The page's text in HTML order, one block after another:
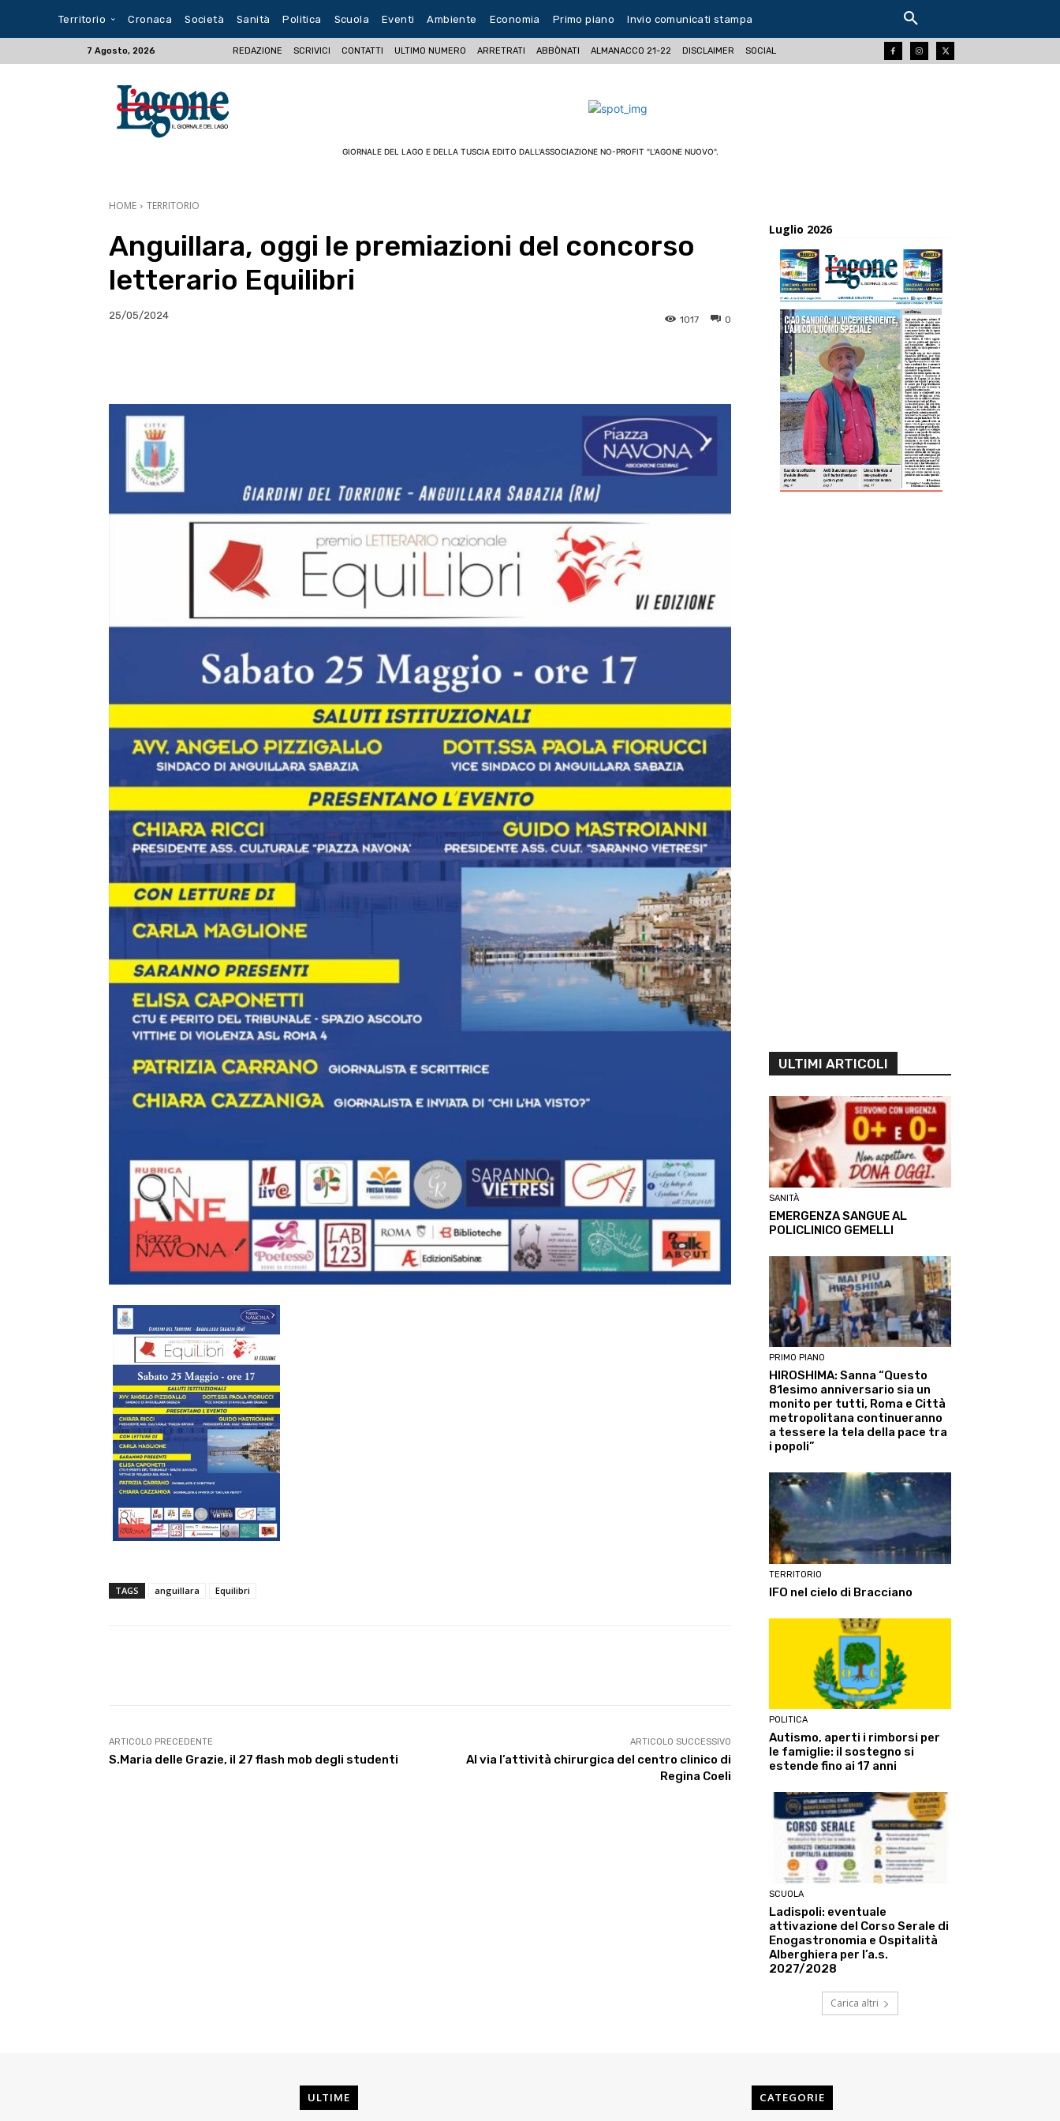
Territorio Cronaca Società Sanità Politica Scuola Eventi Ambiente Economia Primo piano Invio comunicati stampa
7 Agosto, 2026 REDAZIONE SCRIVICI CONTATTI ULTIMO NUMERO ARRETRATI ABBÒNATI ALMANACCO 21-22 DISCLAIMER SOCIAL
GIORNALE DEL LAGO E DELLA TUSCIA EDITO DALL'ASSOCIAZIONE NO-PROFIT "L'AGONE NUOVO".
HOME TERRITORIO
Anguillara, oggi le premiazioni del concorso
letterario Equilibri
25/05/2024 0
1017
Tumblr Telegram
TAGS anguillara Equilibri
ReddIt
ARTICOLO PRECEDENTE
S.Maria delle Grazie, il 27 flash mob degli studenti
ARTICOLO SUCCESSIVO
Al via l’attività chirurgica del centro clinico di
Regina Coeli
Luglio 2026
ULTIMI ARTICOLI
SANITÀ
EMERGENZA SANGUE AL
POLICLINICO GEMELLI
PRIMO PIANO
HIROSHIMA: Sanna “Questo
81esimo anniversario sia un
monito per tutti, Roma e Città
metropolitana continueranno
a tessere la tela della pace tra
i popoli”
TERRITORIO
IFO nel cielo di Bracciano
POLITICA
Autismo, aperti i rimborsi per
le famiglie: il sostegno si
estende fino ai 17 anni
SCUOLA
Ladispoli: eventuale
attivazione del Corso Serale di
Enogastronomia e Ospitalità
Alberghiera per l’a.s.
2027/2028
Carica altri
ULTIME CATEGORIE